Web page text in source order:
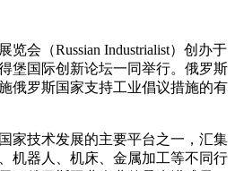
览会（Russian Industrialist）创办于
堡国际创新论坛一同举行。俄罗斯
俄罗斯国家支持工业倡议措施的有
家技术发展的主要平台之一，汇集
机器人、机床、金属加工等不同行